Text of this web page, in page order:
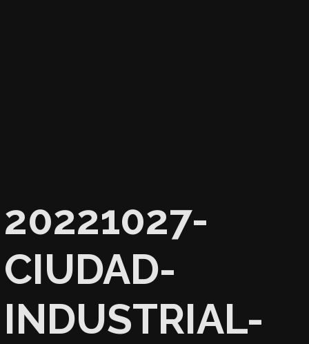
20221027-
CIUDAD-
INDUSTRIAL-